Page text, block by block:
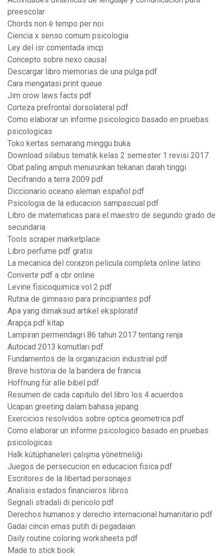
preescolar
Chords non è tempo per noi
Ciencia x senso comum psicologia
Ley del isr comentada imcp
Concepto sobre nexo causal
Descargar libro memorias de una pulga pdf
Cara mengatasi print queue
Jim crow laws facts pdf
Corteza prefrontal dorsolateral pdf
Como elaborar un informe psicologico basado en pruebas
psicologicas
Toko kertas semarang minggu buka
Download silabus tematik kelas 2 semester 1 revisi 2017
Obat paling ampuh menurunkan tekanan darah tinggi
Decifrando a terra 2009 pdf
Diccionario oceano aleman español pdf
Psicologia de la educacion sampascual pdf
Libro de matematicas para el maestro de segundo grado de
secundaria
Tools scraper marketplace
Libro perfume pdf gratis
La mecanica del corazon pelicula completa online latino
Convertir pdf a cbr online
Levine fisicoquimica vol 2 pdf
Rutina de gimnasio para principiantes pdf
Apa yang dimaksud artikel eksploratif
Arapça pdf kitap
Lampiran permendagri 86 tahun 2017 tentang renja
Autocad 2013 komutları pdf
Fundamentos de la organizacion industrial pdf
Breve historia de la bandera de francia
Hoffnung für alle bibel pdf
Resumen de cada capitulo del libro los 4 acuerdos
Ucapan greeting dalam bahasa jepang
Exercicios resolvidos sobre optica geometrica pdf
Como elaborar un informe psicologico basado en pruebas
psicologicas
Halk kütüphaneleri çalışma yönetmeliği
Juegos de persecucion en educacion fisica pdf
Escritores de la libertad personajes
Analisis estados financieros libros
Segnali stradali di pericolo pdf
Derechos humanos y derecho internacional humanitario pdf
Gadai cincin emas putih di pegadaian
Daily routine coloring worksheets pdf
Made to stick book